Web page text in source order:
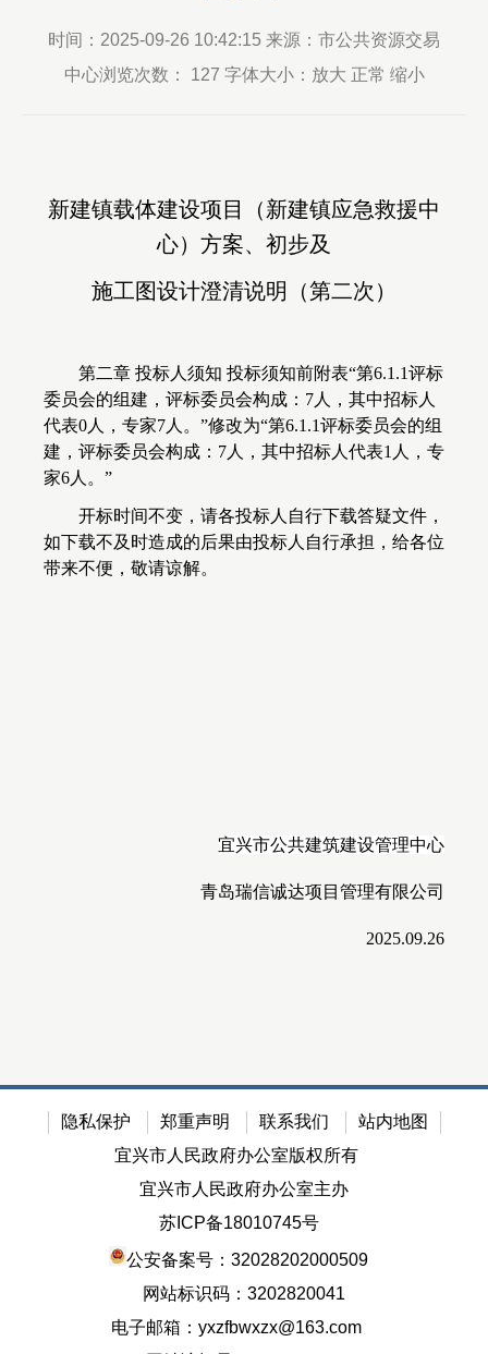
时间：2025-09-26 10:42:15 来源：市公共资源交易
中心浏览次数： 127 字体大小：放大 正常 缩小
新建镇载体建设项目（新建镇应急救援中
心）方案、初步及
施工图设计澄清说明（第二次）
第二章 投标人须知 投标须知前附表“第6.1.1评标
委员会的组建，评标委员会构成：7人，其中招标人
代表0人，专家7人。 ”修改为“第6.1.1评标委员会的组
建，评标委员会构成：7人，其中招标人代表1人，专
家6人。”
开标时间不变，请各投标人自行下载答疑文件，
如下载不及时造成的后果由投标人自行承担，给各位
带来不便，敬请谅解。
宜兴市公共建筑建设管理中心
青岛瑞信诚达项目管理有限公司
2025.09.26
隐私保护 郑重声明 联系我们
站内地图
宜兴市人民政府办公室版权所有
宜兴市人民政府办公室主办
苏ICP备18010745号
公安备案号：32028202000509
网站标识码：3202820041
电子邮箱：yxzfbwxzx@163.com